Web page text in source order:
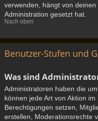
verwenden, hängt von
Administration gesetzt hat.
Nach oben
Benutzer-Stufen und
Was sind
Administratoren haben die
können jede Art von Aktion
Berechtigungen setzen,
erstellen, Moderationsrechte